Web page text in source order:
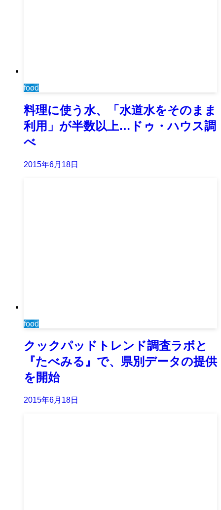
food
料理に使う水、「水道水をそのまま
利用」が半数以上…ドゥ・ハウス調
べ
2015年6月18日
food
クックパッドトレンド調査ラボと
『たべみる』で、県別データの提供
を開始
2015年6月18日